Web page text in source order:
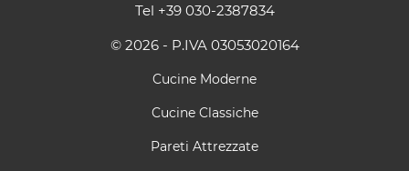
Tel +39 030-2387834
© 2026 - P.IVA 03053020164
Cucine Moderne
Cucine Classiche
Pareti Attrezzate